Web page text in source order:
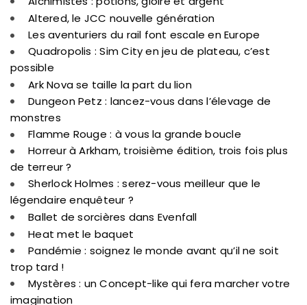
Altered, le JCC nouvelle génération
Les aventuriers du rail font escale en Europe
Quadropolis : Sim City en jeu de plateau, c’est
possible
Ark Nova se taille la part du lion
Dungeon Petz : lancez-vous dans l’élevage de
monstres
Flamme Rouge : à vous la grande boucle
Horreur à Arkham, troisième édition, trois fois plus
de terreur ?
Sherlock Holmes : serez-vous meilleur que le
légendaire enquêteur ?
Ballet de sorcières dans Evenfall
Heat met le baquet
Pandémie : soignez le monde avant qu’il ne soit
trop tard !
Mystères : un Concept-like qui fera marcher votre
imagination